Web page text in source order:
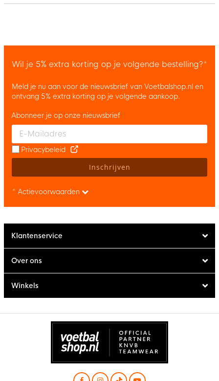
Wil je 5% extra korting op je volgende bestelling?*
Meld je nu aan voor de nieuwsbrief van Voetbalshop.nl en
ontvang 5% extra korting op je volgende aankoop.
Enter your email and accept the privacy policy to subscribe to
Abonneer je op onze nieuwsbrief
Privacybeleid
Inschrijven
* Actievoorwaarden
Klantenservice
Over ons
Winkels